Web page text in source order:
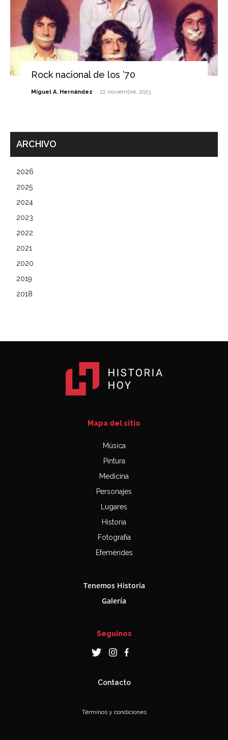
Rock nacional de los ’70
Miguel A. Hernández - 22 noviembre, 2023
ARCHIVO
2026
2025
2024
2023
2022
2021
2020
2019
2018
Mapa del sitio
Música
Pintura
Medicina
Personajes
Lugares
Historia
Fotografía
Efemérides
Tenemos Historia
Galería
Seguinos
Contacto
Términos y condiciones